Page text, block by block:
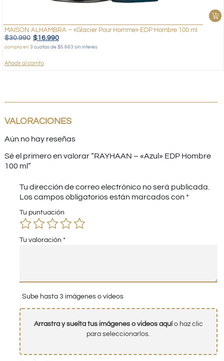
MAISON ALHAMBRA – «Glacier Pour Homme» EDP Hombre 100 ml
$30.990 $16.990
compra en 3 cuotas de $5.663 sin interés
Añadir al carrito
VALORACIONES
Aún no hay reseñas
Sé el primero en valorar “RAYHAAN – «Azul» EDP Hombre
100 ml”
Tu dirección de correo electrónico no será publicada.
Los campos obligatorios están marcados con *
Tu puntuación
Tu valoración *
Sube hasta 3 imágenes o vídeos
Arrastra y suelta tus imágenes o videos aquío haz clic
para seleccionarlos.